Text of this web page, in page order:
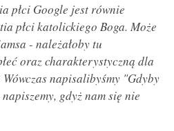
płci Google jest równie
płci katolickiego Boga. Może
- należałoby tu
oraz charakterystyczną dla
napisalibyśmy "Gdyby
gdyż nam się nie